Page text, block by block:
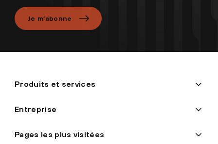
Je m’abonne
Produits et services
Entreprise
Pages les plus visitées